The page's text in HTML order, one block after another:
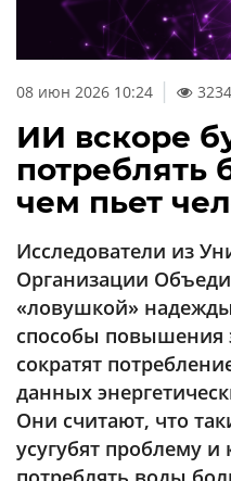
обзоры
кабинет
О
проекте
Аналитика
Конференции
Техника
ТВ
Техника
08 июн 2026 10:24 3234
ИИ вскоре
потреблять
чем пьет
Исследователи из
Организации
«ловушкой»
способы повышения
сократят
данных
Они считают, что
усугубят проблему